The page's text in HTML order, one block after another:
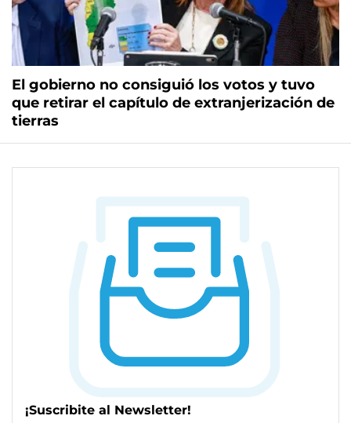
El gobierno no consiguió los votos y tuvo
que retirar el capítulo de extranjerización de
tierras
¡Suscribite al Newsletter!